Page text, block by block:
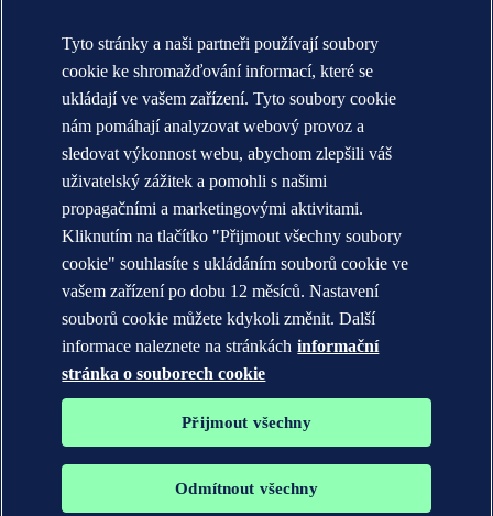
Stručná historie (globální)
Annual reports
KONTAKT:
Seznamte se s týmem DNV
Prohlášení o ochraně soukromí
Podmínky použití
Copyright © DNV AS 2026
Informace o cookies
Ochranné známky DNV GL®, DNV®, The Horizon Graphic a Det
Tyto stránky a naši partneři používají soubory
cookie ke shromažďování informací, které se
ukládají ve vašem zařízení. Tyto soubory cookie
nám pomáhají analyzovat webový provoz a
sledovat výkonnost webu, abychom zlepšili váš
uživatelský zážitek a pomohli s našimi
propagačními a marketingovými aktivitami.
Kliknutím na tlačítko "Přijmout všechny soubory
cookie" souhlasíte s ukládáním souborů cookie ve
vašem zařízení po dobu 12 měsíců. Nastavení
souborů cookie můžete kdykoli změnit. Další
informace naleznete na stránkách informační
stránka o souborech cookie
Přijmout všechny
Odmítnout všechny